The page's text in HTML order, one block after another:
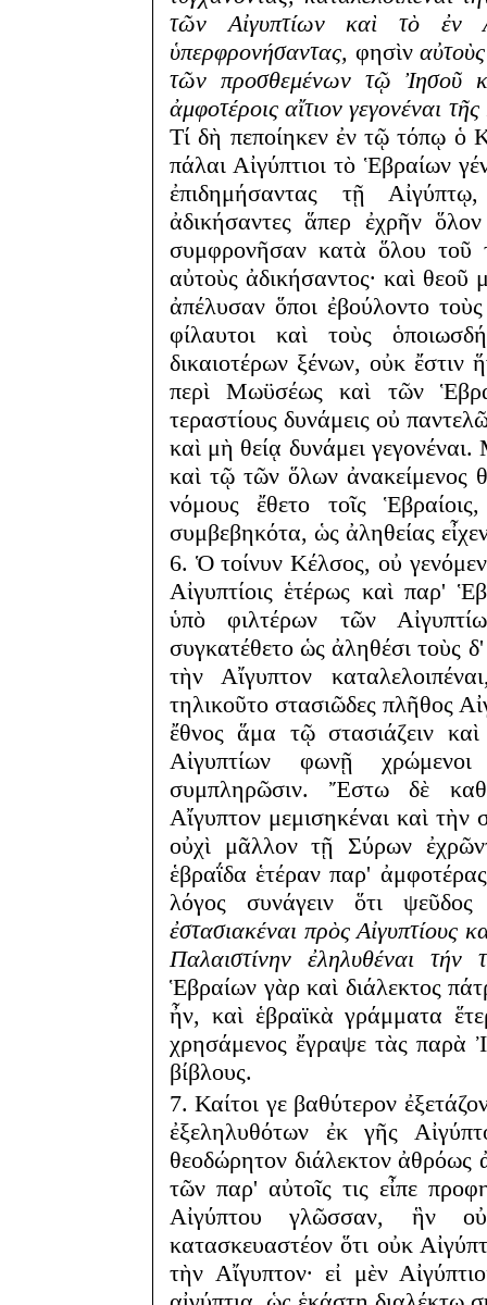
τῶν Αἰγυπτίων καὶ τὸ ἐν
ὑπερφρονήσαντας, φησὶν
τῶν προσθεμένων τῷ Ἰησοῦ
ἀμφοτέροις αἴτιον γεγονέναι
Τί δὴ πεποίηκεν ἐν τῷ τόπῳ ὁ
πάλαι Αἰγύπτιοι τὸ Ἑβραίων
ἐπιδημήσαντας τῇ
ἀδικήσαντες ἅπερ ἐχρῆν
συμφρονῆσαν κατὰ ὅλου τοῦ
αὐτοὺς ἀδικήσαντος· καὶ θεοῦ
ἀπέλυσαν ὅποι ἐβούλοντο
φίλαυτοι καὶ τοὺς
δικαιοτέρων ξένων, οὐκ ἔστιν
περὶ Μωϋσέως καὶ τῶν
τεραστίους δυνάμεις οὐ
καὶ μὴ θείᾳ δυνάμει
καὶ τῷ τῶν ὅλων ἀνακείμενος
νόμους ἔθετο τοῖς
συμβεβηκότα, ὡς ἀληθείας
6. Ὁ τοίνυν Κέλσος, οὐ
Αἰγυπτίοις ἑτέρως καὶ παρ'
ὑπὸ φιλτέρων τῶν
συγκατέθετο ὡς ἀληθέσι τοὺς
τὴν Αἴγυπτον
τηλικοῦτο στασιῶδες πλῆθος
ἔθνος ἅμα τῷ στασιάζειν
Αἰγυπτίων φωνῇ
συμπληρῶσιν. Ἔστω δὲ καθ'
Αἴγυπτον μεμισηκέναι καὶ
οὐχὶ μᾶλλον τῇ Σύρων
ἑβραΐδα ἑτέραν παρ'
λόγος συνάγειν ὅτι
ἐστασιακέναι πρὸς Αἰγυπτίους
Παλαιστίνην ἐληλυθέναι
Ἑβραίων γὰρ καὶ διάλεκτος
ἦν, καὶ ἑβραϊκὰ γράμματα
χρησάμενος ἔγραψε τὰς παρὰ
βίβλους.
7. Καίτοι γε βαθύτερον
ἐξεληλυθότων ἐκ γῆς
θεοδώρητον διάλεκτον ἀθρόως
τῶν παρ' αὐτοῖς τις εἶπε
Αἰγύπτου γλῶσσαν, ἣν
κατασκευαστέον ὅτι οὐκ
τὴν Αἴγυπτον· εἰ μὲν